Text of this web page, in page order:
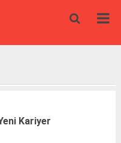
Kariyer